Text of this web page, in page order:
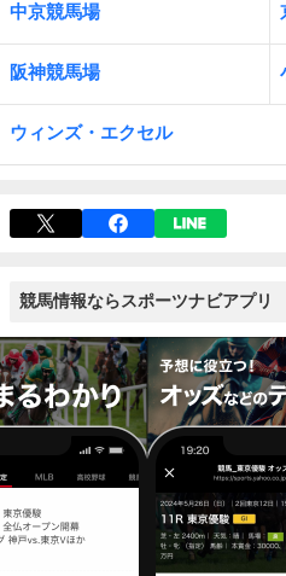
中京競馬場
阪神競馬場
ウィンズ・エクセル
競馬情報ならスポーツナビアプリ